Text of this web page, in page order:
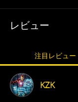
レビュー
注目レビュー
KZK